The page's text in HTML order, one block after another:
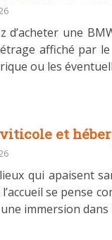
d’acheter une
affiché par
ou les
et
qui apaisent
se pense
immersion